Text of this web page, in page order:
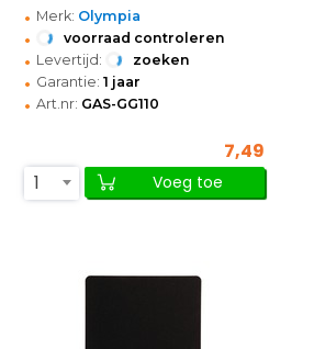
• Merk: Olympia
• voorraad controleren
• Levertijd: zoeken
• Garantie: 1 jaar
• Art.nr: GAS-GG110
7,49
1
Voeg toe